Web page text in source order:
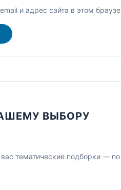
и адрес сайта в этом
ВЫБОРУ
тематические подборки —